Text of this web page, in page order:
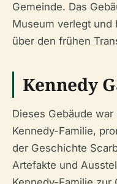
Gemeinde. Das
Museum verlegt und
über den frühen
Kennedy
Dieses Gebäude
Kennedy-Familie,
der Geschichte
Artefakte und